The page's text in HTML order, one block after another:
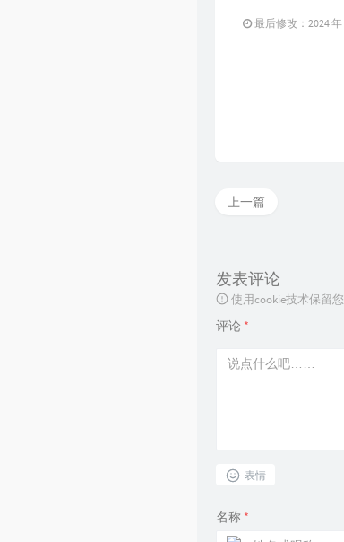
最后修改：2024 年
上一篇
发表评论
使用cookie技术保留
评论 *
表情
名称 *